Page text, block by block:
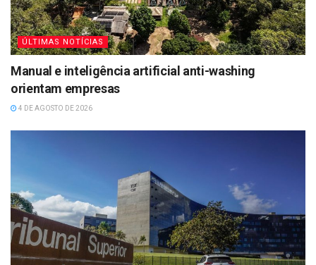
ÚLTIMAS NOTÍCIAS
Manual e inteligência artificial anti-washing
orientam empresas
4 DE AGOSTO DE 2026